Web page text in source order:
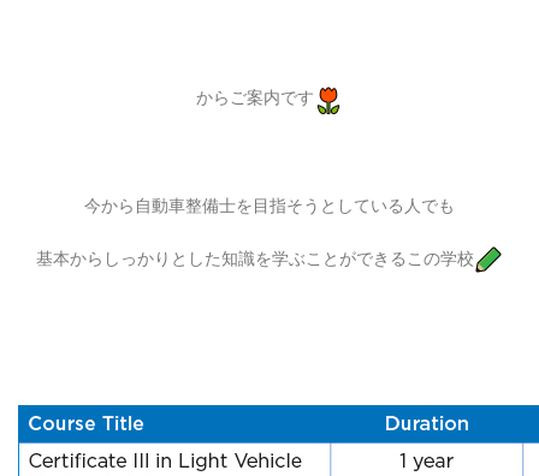
からご案内です
今から自動車整備士を目指そうとしている人でも
基本からしっかりとした知識を学ぶことができるこの学校